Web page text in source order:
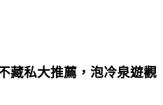
藏私大推薦，泡冷泉遊觀